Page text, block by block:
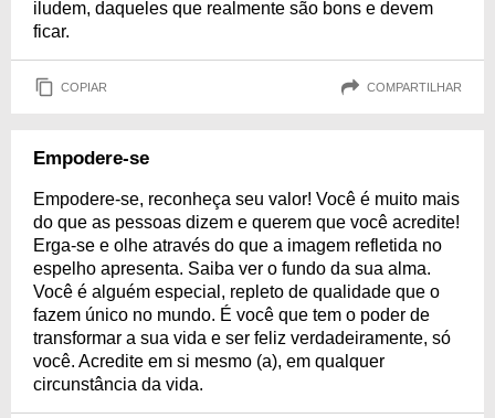
iludem, daqueles que realmente são bons e devem
ficar.
COPIAR COMPARTILHAR
Empodere-se
Empodere-se, reconheça seu valor! Você é muito mais
do que as pessoas dizem e querem que você acredite!
Erga-se e olhe através do que a imagem refletida no
espelho apresenta. Saiba ver o fundo da sua alma.
Você é alguém especial, repleto de qualidade que o
fazem único no mundo. É você que tem o poder de
transformar a sua vida e ser feliz verdadeiramente, só
você. Acredite em si mesmo (a), em qualquer
circunstância da vida.